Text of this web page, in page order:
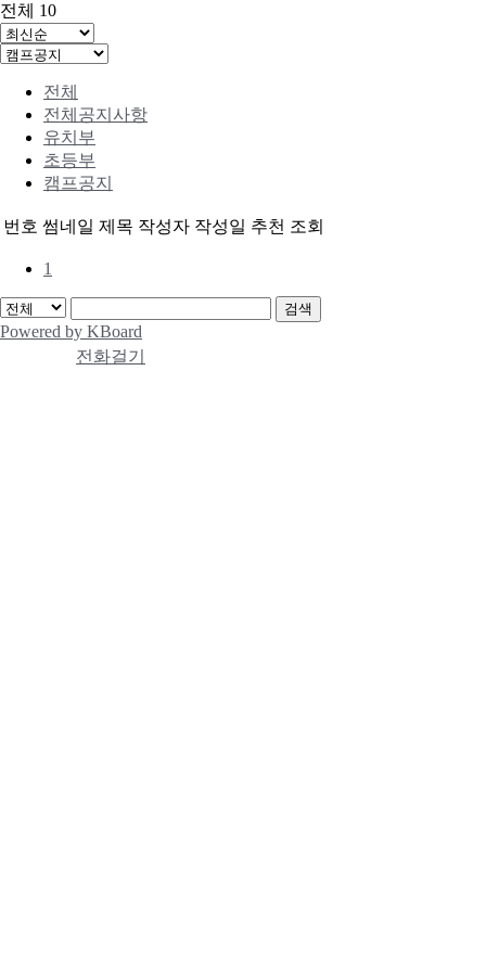
전체 10
전체
전체공지사항
유치부
초등부
캠프공지
번호 썸네일 제목 작성자 작성일 추천 조회
1
검색
Powered by KBoard
전화걸기